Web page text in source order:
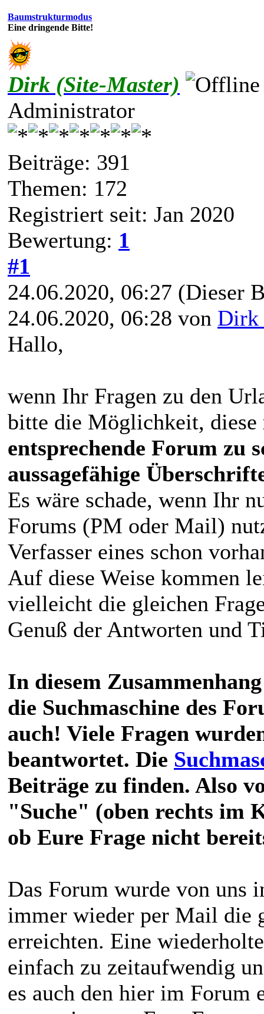
Baumstrukturmodus
Eine dringende Bitte!
Dirk (Site-Master)
Administrator
Beiträge: 391
Themen: 172
Registriert seit: Jan 2020
Bewertung: 1
#1
24.06.2020, 06:27 (Dieser
24.06.2020, 06:28 von Dirk
Hallo,
wenn Ihr Fragen zu den
bitte die Möglichkeit, diese
entsprechende Forum zu
aussagefähige
Es wäre schade, wenn Ihr
Forums (PM oder Mail)
Verfasser eines schon
Auf diese Weise kommen
vielleicht die gleichen
Genuß der Antworten und
In diesem
die Suchmaschine des
auch! Viele Fragen
beantwortet. Die
Beiträge zu finden. Also
"Suche" (oben rechts im
ob Eure Frage nicht
Das Forum wurde von uns
immer wieder per Mail die
erreichten. Eine
einfach zu zeitaufwendig
es auch den hier im Forum